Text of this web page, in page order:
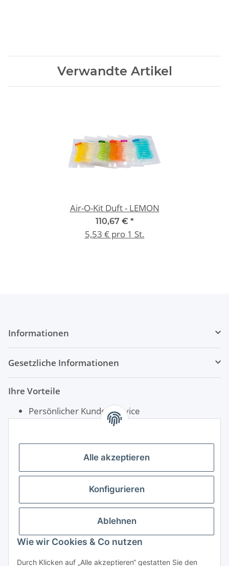
Alle akzeptieren
Konfigurieren
Ablehnen
Wie wir Cookies & Co nutzen
Durch Klicken auf „Alle akzeptieren“ gestatten Sie den
Verwandte Artikel
Air-O-Kit Duft - LEMON
110,67 € *
5,53 € pro 1 St.
Informationen
Gesetzliche Informationen
Ihre Vorteile
Persönlicher Kundenservice
Rechnungskauf für Öffentliche Einrichtungen